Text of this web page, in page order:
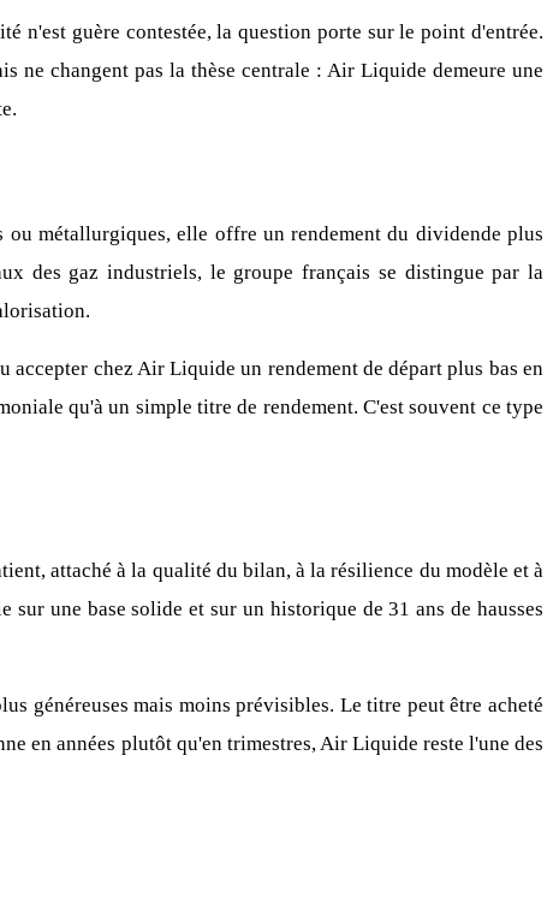
n'est guère contestée, la question porte sur le point d'entrée.
ne changent pas la thèse centrale : Air Liquide demeure une
ou métallurgiques, elle offre un rendement du dividende plus
des gaz industriels, le groupe français se distingue par la
chez Air Liquide un rendement de départ plus bas en
qu'à un simple titre de rendement. C'est souvent ce type
attaché à la qualité du bilan, à la résilience du modèle et à
une base solide et sur un historique de 31 ans de hausses
généreuses mais moins prévisibles. Le titre peut être acheté
en années plutôt qu'en trimestres, Air Liquide reste l'une des